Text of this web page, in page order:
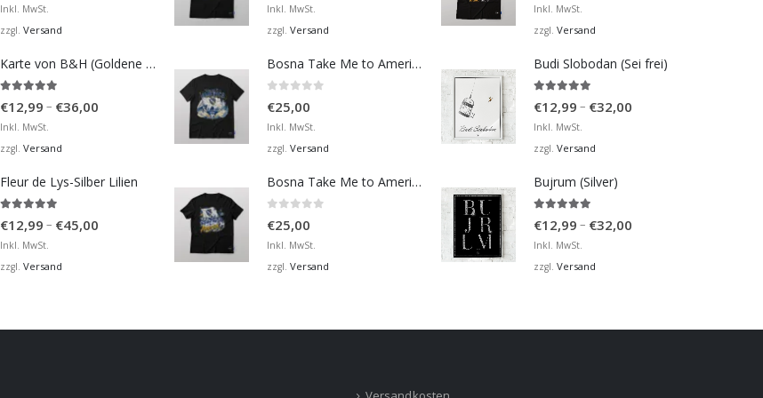
Inkl. MwSt.
zzgl. Versand
Karte von B&H (Goldene Karte)
€12,99 – €36,00
Inkl. MwSt.
zzgl. Versand
Fleur de Lys-Silber Lilien
€12,99 – €45,00
Inkl. MwSt.
zzgl. Versand
Inkl. MwSt.
zzgl. Versand
Bosna Take Me to America Navijačka Majica 4
€25,00
Inkl. MwSt.
zzgl. Versand
Bosna Take Me to America Navijačka Majica 2
€25,00
Inkl. MwSt.
zzgl. Versand
Inkl. MwSt.
zzgl. Versand
Budi Slobodan (Sei frei)
€12,99 – €32,00
Inkl. MwSt.
zzgl. Versand
Bujrum (Silver)
€12,99 – €32,00
Inkl. MwSt.
zzgl. Versand